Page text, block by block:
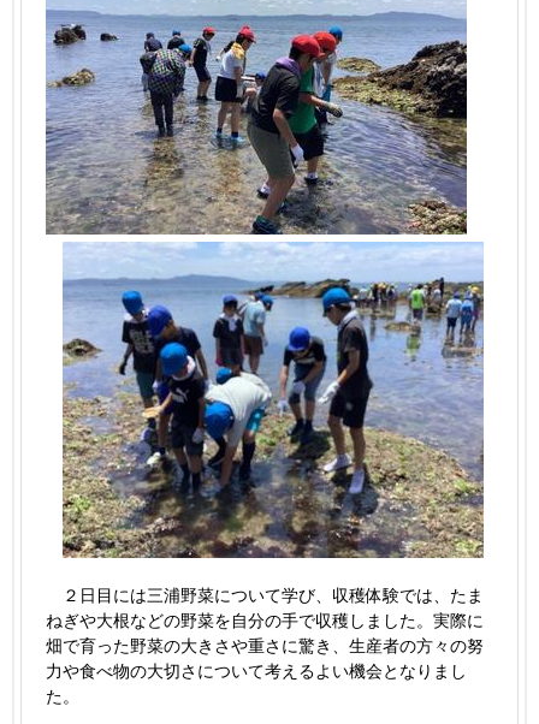
２日目には三浦野菜について学び、収穫体験では、たま
ねぎや大根などの野菜を自分の手で収穫しました。実際に
畑で育った野菜の大きさや重さに驚き、生産者の方々の努
力や食べ物の大切さについて考えるよい機会となりまし
た。